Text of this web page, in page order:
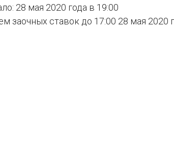
28 мая 2020 года в 19:00
заочных ставок до 17:00 28 мая 2020